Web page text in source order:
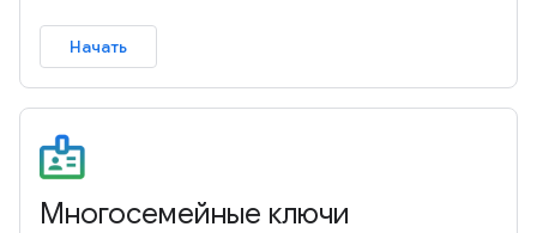
Начать
Многосемейные ключи